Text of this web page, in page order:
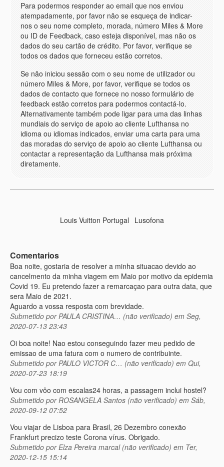
Para podermos responder ao email que nos enviou
atempadamente, por favor não se esqueça de indicar-
nos o seu nome completo, morada, número Miles & More
ou ID de Feedback, caso esteja disponível, mas não os
dados do seu cartão de crédito. Por favor, verifique se
todos os dados que forneceu estão corretos.
Se não iniciou sessão com o seu nome de utilizador ou
número Miles & More, por favor, verifique se todos os
dados de contacto que fornece no nosso formulário de
feedback estão corretos para podermos contactá-lo.
Alternativamente também pode ligar para uma das linhas
mundiais do serviço de apoio ao cliente Lufthansa no
idioma ou idiomas indicados, enviar uma carta para uma
das moradas do serviço de apoio ao cliente Lufthansa ou
contactar a representação da Lufthansa mais próxima
diretamente.
Louis Vuitton Portugal Lusofona
Comentarios
Boa noite, gostaria de resolver a minha situacao devido ao
cancelmento da minha viagem em Maio por motivo da epidemia
Covid 19. Eu pretendo fazer a remarcaçao para outra data, que
sera Maio de 2021.
Aguardo a vossa resposta com brevidade.
Submetido porPAULA CRISTINA… (não verificado) em Seg,
2020-07-13 23:43
Oi boa noite! Nao estou conseguindo fazer meu pedido de
emissao de uma fatura com o numero de contribuinte.
Submetido porPAULO VICTOR C… (não verificado) em Qui,
2020-07-23 18:19
Vou com vôo com escalas24 horas, a passagem inclui hostel?
Submetido porROSANGELA Santos (não verificado) em Sáb,
2020-09-12 07:52
Vou viajar de Lisboa para Brasil, 26 Dezembro conexão
Frankfurt precizo teste Corona vírus. Obrigado.
Submetido porElza Pereira marcal (não verificado) em Ter,
2020-12-15 15:14